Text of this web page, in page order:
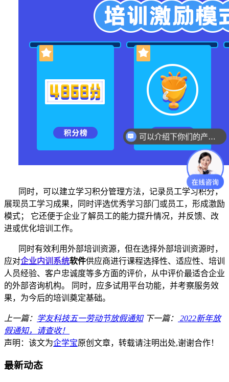
同时，可以建立学习积分管理方法，记录员工学习积分，
展现员工学习成果，同时评选优秀学习部门或员工，形成激励
模式；
它还便于企业了解员工的能力提升情况，并反馈、改
进或优化培训工作。
同时有效利用外部培训资源，但在选择外部培训资源时，
应对企业内训系统软件供应商进行课程选择性、适应性、培训
人员经验、客户忠诚度等多方面的评价，从中评价最适合企业
的外部咨询机构。
同时，应多试用平台功能，并考察服务效
果，为今后的培训奠定基础。
上一篇： 学友科技五一劳动节放假通知 下一篇：
2022新年放
假通知，请查收！
声明：该文为企学宝原创文章，转载请注明出处,谢谢合作！
最新动态
可以介绍下你们的产品么？